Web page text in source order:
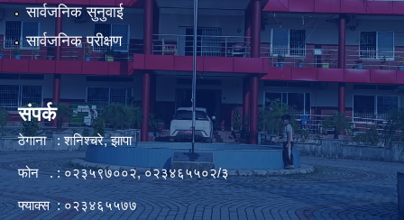
सार्वजनिक सुनुवाई
सार्वजनिक परीक्षण
संपर्क
ठेगाना : शनिश्चरे, झापा
फोन . : ०२३५९७००२, ०२३४६५५०२/३
फ्याक्स : ०२३४६५५७७